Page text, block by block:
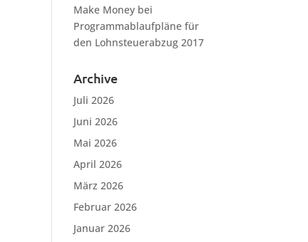
Make Money bei
Programmablaufpläne für
den Lohnsteuerabzug 2017
Archive
Juli 2026
Juni 2026
Mai 2026
April 2026
März 2026
Februar 2026
Januar 2026